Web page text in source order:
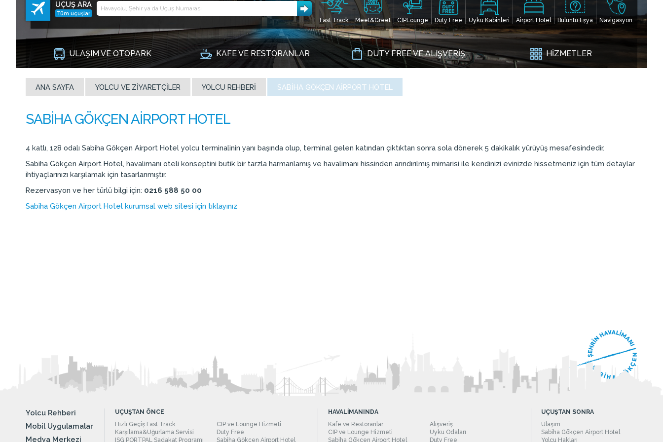
UÇUŞ ARA
Tüm uçuşlar
Fast Track Meet&Greet CIPLounge Duty Free Uyku Kabinleri Airport Hotel Buluntu Eşya Navigasyon
ULAŞIM VE OTOPARK KAFE VE RESTORANLAR DUTY FREE VE ALIŞVERİŞ HİZMETLER
ANA SAYFA YOLCU VE ZIYARETÇILER YOLCU REHBERI SABIHA GÖKÇEN AIRPORT HOTEL
4 katlı, 128 odalı Sabiha Gökçen Airport Hotel yolcu terminalinin yanı başında olup, terminal gelen katından çıktıktan sonra sola dönerek 5 dakikalık yürüyüş mesafesindedir.
Sabiha Gökçen Airport Hotel, havalimanı oteli konseptini butik bir tarzla harmanlamış ve havalimanı hissinden arındırılmış mimarisi ile kendinizi evinizde hissetmeniz için tüm detaylar
ihtiyaçlarınızı karşılamak için tasarlanmıştır.
Rezervasyon ve her türlü bilgi için: 0216 588 50 00
Sabiha Gökçen Airport Hotel kurumsal web sitesi için tıklayınız
Yolcu Rehberi
Mobil Uygulamalar
Medya Merkezi
UÇUŞTAN ÖNCE
Hızlı Geçiş Fast Track
CIP ve Lounge Hizmeti
Karşılama&Uğurlama Servisi
Duty Free
ISG PORTPAL Sadakat Programı
Sabiha Gökçen Airport Hotel
HAVALİMANINDA
Kafe ve Restoranlar
Alışveriş
CIP ve Lounge Hizmeti
Uyku Odaları
Sabiha Gökçen Airport Hotel
Duty Free
UÇUŞTAN SONRA
Ulaşım
Sabiha Gökçen Airport Hotel
Yolcu Hakları